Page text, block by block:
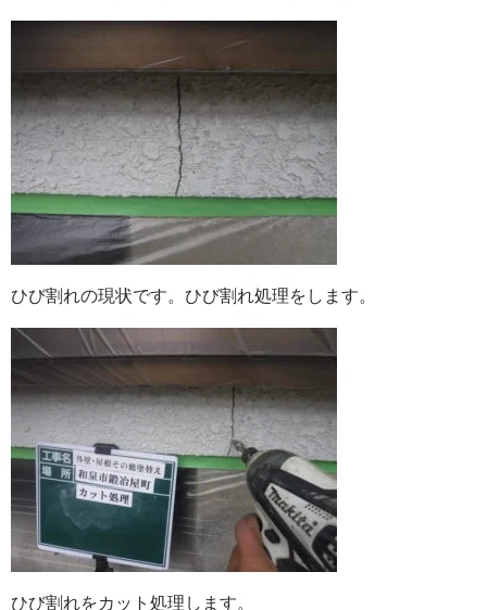
ひび割れの現状です。ひび割れ処理をします。
ひび割れをカット処理します。